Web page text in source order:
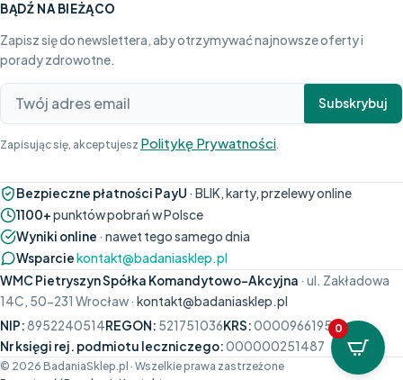
BĄDŹ NA BIEŻĄCO
Zapisz się do newslettera, aby otrzymywać najnowsze oferty i
porady zdrowotne.
Subskrybuj
Zapisując się, akceptujesz Politykę Prywatności.
Bezpieczne płatności PayU · BLIK, karty, przelewy online
1100+punktów pobrań w Polsce
Wyniki online · nawet tego samego dnia
Wsparciekontakt@badaniasklep.pl
WMC Pietryszyn Spółka Komandytowo-Akcyjna · ul. Zakładowa
14C, 50-231 Wrocław · kontakt@badaniasklep.pl
NIP:8952240514REGON: 521751036KRS:0000966195
Nr księgi rej. podmiotu leczniczego:000000251487
© 2026 BadaniaSklep.pl · Wszelkie prawa zastrzeżone
0